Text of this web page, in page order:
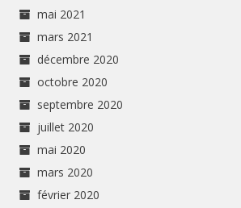
mai 2021
mars 2021
décembre 2020
octobre 2020
septembre 2020
juillet 2020
mai 2020
mars 2020
février 2020